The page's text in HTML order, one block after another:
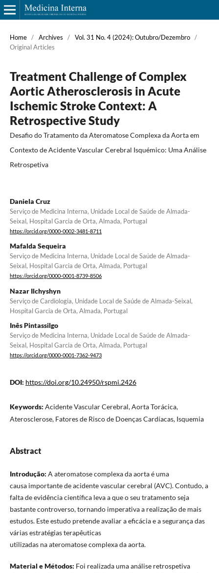
Home / Archives / Vol. 31 No. 4 (2024): Outubro/Dezembro /
Original Articles
Treatment Challenge of Complex
Aortic Atherosclerosis in Acute
Ischemic Stroke Context: A
Retrospective Study
Desafio do Tratamento da Ateromatose Complexa da Aorta em
Contexto de Acidente Vascular Cerebral Isquémico: Uma Análise
Retrospetiva
Daniela Cruz
Serviço de Medicina Interna, Unidade Local de Saúde de Almada-
Seixal, Hospital Garcia de Orta, Almada, Portugal
https://orcid.org/0000-0002-3481-8711
Mafalda Sequeira
Serviço de Medicina Interna, Unidade Local de Saúde de Almada-
Seixal, Hospital Garcia de Orta, Almada, Portugal
https://orcid.org/0000-0001-8739-8506
Nazar Ilchyshyn
Serviço de Cardiologia, Unidade Local de Saúde de Almada-Seixal,
Hospital Garcia de Orta, Almada, Portugal
Inês Pintassilgo
Serviço de Medicina Interna, Unidade Local de Saúde de Almada-
Seixal, Hospital Garcia de Orta, Almada, Portugal
https://orcid.org/0000-0001-7362-9473
DOI: https://doi.org/10.24950/rspmi.2426
Keywords: Acidente Vascular Cerebral, Aorta Torácica,
Aterosclerose, Fatores de Risco de Doenças Cardíacas, Isquemia
Abstract
Introdução: A ateromatose complexa da aorta é uma
causa importante de acidente vascular cerebral (AVC). Contudo, a
falta de evidência científica leva a que o seu tratamento seja
bastante controverso, tornando imperativa a realização de mais
estudos. Este estudo pretende avaliar a eficácia e a segurança das
várias estratégias terapêuticas
utilizadas na ateromatose complexa da aorta.
Material e Métodos: Foi realizada uma análise retrospetiva